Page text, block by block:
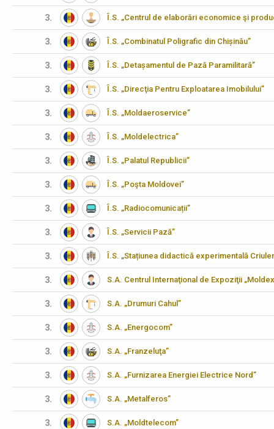
3. Î.S. „Centrul de elaborări economice şi
3. Î.S. „Combinatul Poligrafic din Chișinău”
3. Î.S. „Detașamentul de Pază Paramilitară”
3. Î.S. „Direcţia Pentru Exploatarea Imobilului”
3. Î.S. „Moldaeroservice”
3. Î.S. „Moldelectrica”
3. Î.S. „Palatul Republicii”
3. Î.S. „Poşta Moldovei”
3. Î.S. „Radiocomunicații”
3. Î.S. „Servicii Pază”
3. Î.S. „Stațiunea didactică experimentală
3. S.A. Centrul Internaţional de Expoziţii
3. S.A. „Drumuri Cahul”
3. S.A. „Energocom”
3. S.A. „Franzeluţa”
3. S.A. „Furnizarea Energiei Electrice Nord”
3. S.A. „Metalferos”
3. S.A. „Moldtelecom”